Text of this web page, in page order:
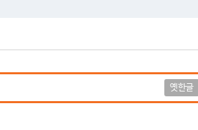
옛한글